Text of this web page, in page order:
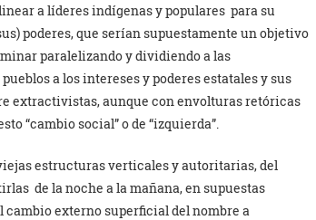
a líderes indígenas y populares para su
poderes, que serían supuestamente un objetivo
paralelizando y dividiendo a las
a los intereses y poderes estatales y sus
extractivistas, aunque con envolturas retóricas
“cambio social” o de “izquierda”.
estructuras verticales y autoritarias, del
de la noche a la mañana, en supuestas
cambio externo superficial del nombre a